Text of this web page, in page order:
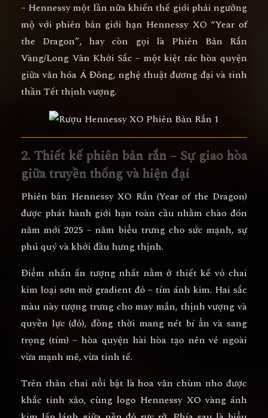
– Hennessy một lần nữa khiến thế giới phải ngưỡng
mộ với phiên bản giới hạn Hennessy XO “Year of
the Dragon”, hay còn gọi là Phiên Bản Rắn
Vàng/Long Vân Khởi Sắc – một kiệt tác hòa quyện
giữavăn hóa Á Đông, nghệ thuật đương đại và tinh
thần Tết thịnh vượng.
2. Thiết kế phiên bản rắn – Sự giao hòa
giữa truyền thống và hiện đại
Phiên bản Hennessy XO Rắn (Year of the Dragon)
được phát hành giới hạn toàn cầu nhằm chào đón
năm mới 2025 – năm biểu trưng cho sức mạnh, sự
phú quý và khởi đầu hưng thịnh.
Điểm nhấn ấn tượng nhất nằm ở thiết kế vỏ chai
kim loại sơn mờ gradient đỏ – tím ánh kim. Hai sắc
màu này tượng trưng chomay mắn, thịnh vượng và
quyền lực (đỏ), đồng thời mang nét bí ẩn và sang
trọng (tím) – hòa quyện hài hòa tạo nên vẻ ngoài
vừa mạnh mẽ, vừa tinh tế.
Trên thân chai nổi bật làhoa văn chùm nho được
khắc tinh xảo, cùng logo Hennessy XO vàng ánh